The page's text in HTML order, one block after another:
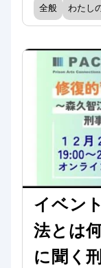
全般 わたし
イベン
法とは
に聞く